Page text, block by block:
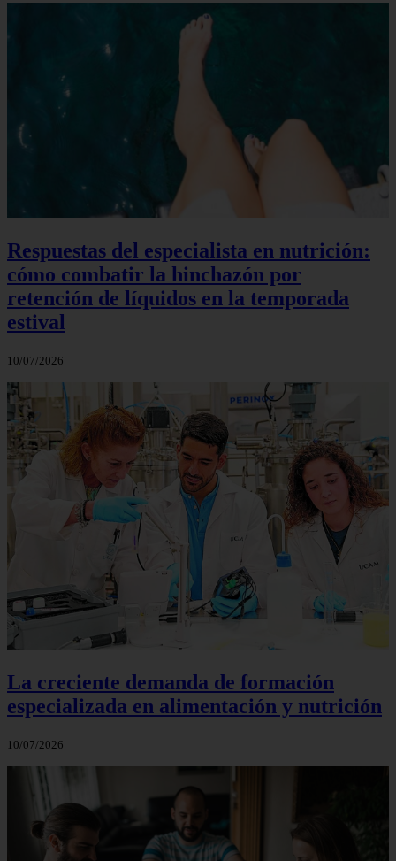
Respuestas del especialista en nutrición:
cómo combatir la hinchazón por
retención de líquidos en la temporada
estival
10/07/2026
La creciente demanda de formación
especializada en alimentación y nutrición
10/07/2026